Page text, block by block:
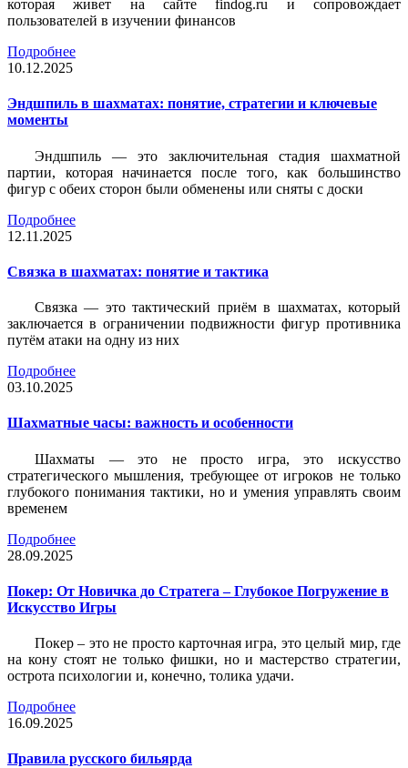
которая живет на сайте findog.ru и сопровождает
пользователей в изучении финансов
Подробнее
10.12.2025
Эндшпиль в шахматах: понятие, стратегии и ключевые
моменты
Эндшпиль — это заключительная стадия шахматной
партии, которая начинается после того, как большинство
фигур с обеих сторон были обменены или сняты с доски
Подробнее
12.11.2025
Связка в шахматах: понятие и тактика
Связка — это тактический приём в шахматах, который
заключается в ограничении подвижности фигур противника
путём атаки на одну из них
Подробнее
03.10.2025
Шахматные часы: важность и особенности
Шахматы — это не просто игра, это искусство
стратегического мышления, требующее от игроков не только
глубокого понимания тактики, но и умения управлять своим
временем
Подробнее
28.09.2025
Покер: От Новичка до Стратега – Глубокое Погружение в
Искусство Игры
Покер – это не просто карточная игра, это целый мир, где
на кону стоят не только фишки, но и мастерство стратегии,
острота психологии и, конечно, толика удачи.
Подробнее
16.09.2025
Правила русского бильярда